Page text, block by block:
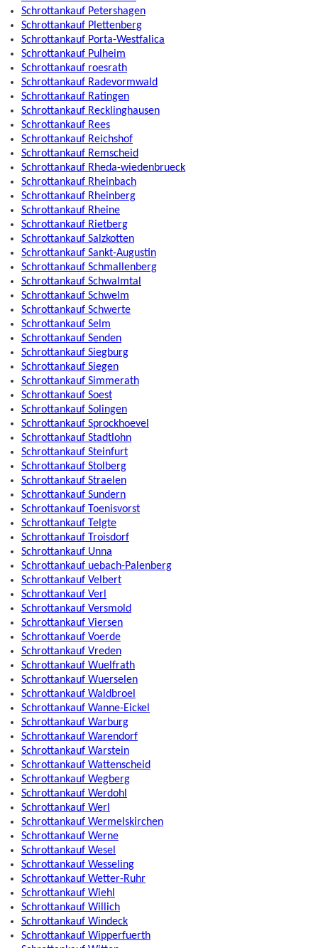
Schrottankauf Petershagen
Schrottankauf Plettenberg
Schrottankauf Porta-Westfalica
Schrottankauf Pulheim
Schrottankauf roesrath
Schrottankauf Radevormwald
Schrottankauf Ratingen
Schrottankauf Recklinghausen
Schrottankauf Rees
Schrottankauf Reichshof
Schrottankauf Remscheid
Schrottankauf Rheda-wiedenbrueck
Schrottankauf Rheinbach
Schrottankauf Rheinberg
Schrottankauf Rheine
Schrottankauf Rietberg
Schrottankauf Salzkotten
Schrottankauf Sankt-Augustin
Schrottankauf Schmallenberg
Schrottankauf Schwalmtal
Schrottankauf Schwelm
Schrottankauf Schwerte
Schrottankauf Selm
Schrottankauf Senden
Schrottankauf Siegburg
Schrottankauf Siegen
Schrottankauf Simmerath
Schrottankauf Soest
Schrottankauf Solingen
Schrottankauf Sprockhoevel
Schrottankauf Stadtlohn
Schrottankauf Steinfurt
Schrottankauf Stolberg
Schrottankauf Straelen
Schrottankauf Sundern
Schrottankauf Toenisvorst
Schrottankauf Telgte
Schrottankauf Troisdorf
Schrottankauf Unna
Schrottankauf uebach-Palenberg
Schrottankauf Velbert
Schrottankauf Verl
Schrottankauf Versmold
Schrottankauf Viersen
Schrottankauf Voerde
Schrottankauf Vreden
Schrottankauf Wuelfrath
Schrottankauf Wuerselen
Schrottankauf Waldbroel
Schrottankauf Wanne-Eickel
Schrottankauf Warburg
Schrottankauf Warendorf
Schrottankauf Warstein
Schrottankauf Wattenscheid
Schrottankauf Wegberg
Schrottankauf Werdohl
Schrottankauf Werl
Schrottankauf Wermelskirchen
Schrottankauf Werne
Schrottankauf Wesel
Schrottankauf Wesseling
Schrottankauf Wetter-Ruhr
Schrottankauf Wiehl
Schrottankauf Willich
Schrottankauf Windeck
Schrottankauf Wipperfuerth